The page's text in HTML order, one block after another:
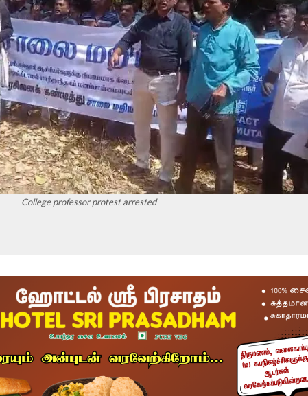
College professor protest arrested